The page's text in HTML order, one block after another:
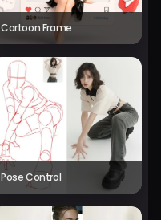
Cartoon Frame
Pose Control